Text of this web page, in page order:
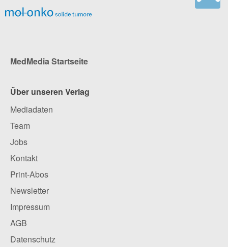
MedMedia Startseite
Über unseren Verlag
Mediadaten
Team
Jobs
Kontakt
Print-Abos
Newsletter
Impressum
AGB
Datenschutz